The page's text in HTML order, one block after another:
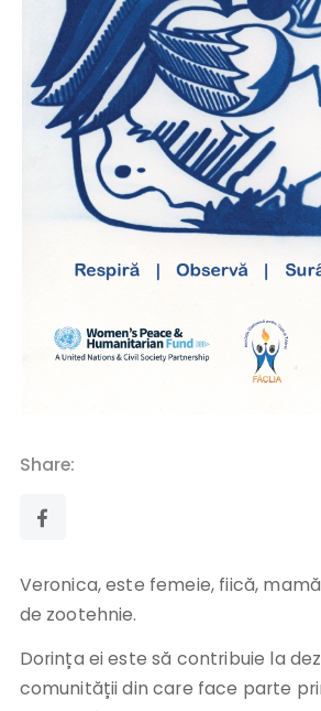
Veronica, este femeie, fiică,
de zootehnie.
Dorința ei este să contribuie la
comunității din care face parte
Share: